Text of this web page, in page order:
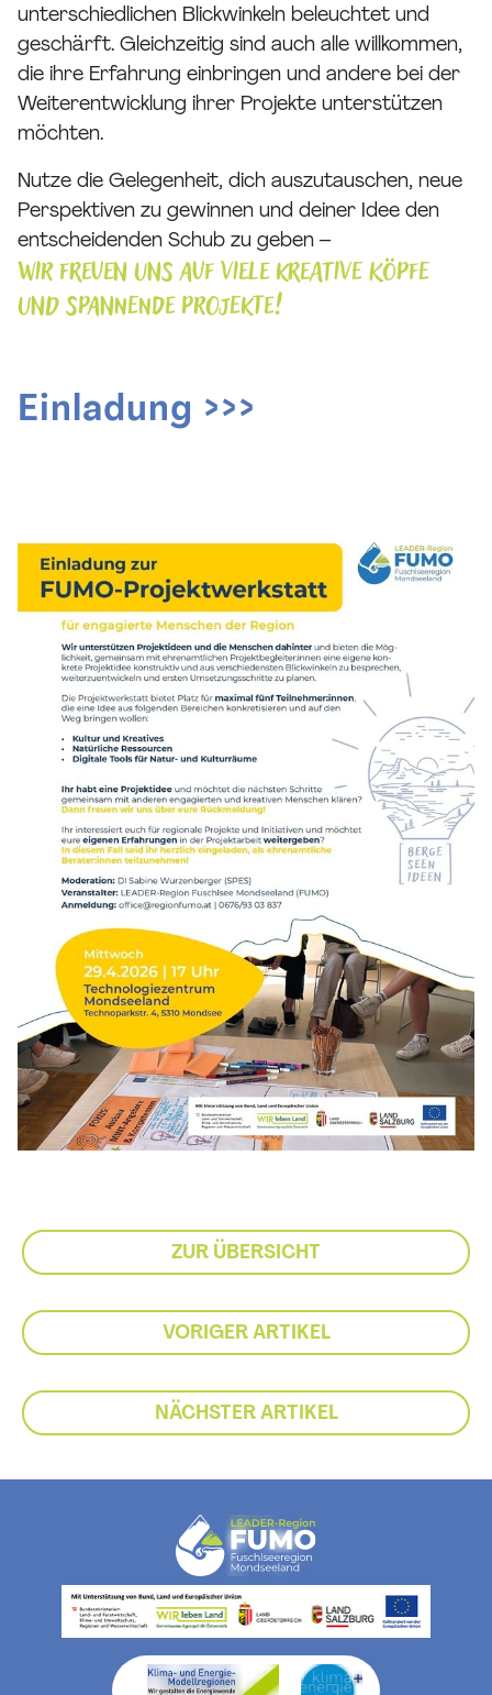
unterschiedlichen Blickwinkeln beleuchtet und
geschärft. Gleichzeitig sind auch alle willkommen,
die ihre Erfahrung einbringen und andere bei der
Weiterentwicklung ihrer Projekte unterstützen
möchten.
Nutze die Gelegenheit, dich auszutauschen, neue
Perspektiven zu gewinnen und deiner Idee den
entscheidenden Schub zu geben –
wir freuen uns auf viele kreative Köpfe
und spannende Projekte!
Einladung >>>
ZUR ÜBERSICHT
VORIGER ARTIKEL
NÄCHSTER ARTIKEL